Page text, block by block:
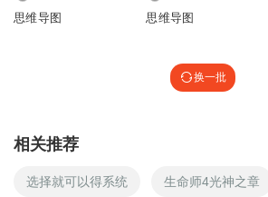
思维导图 思维导图
换一批
相关推荐
选择就可以得系统 生命师4光神之章